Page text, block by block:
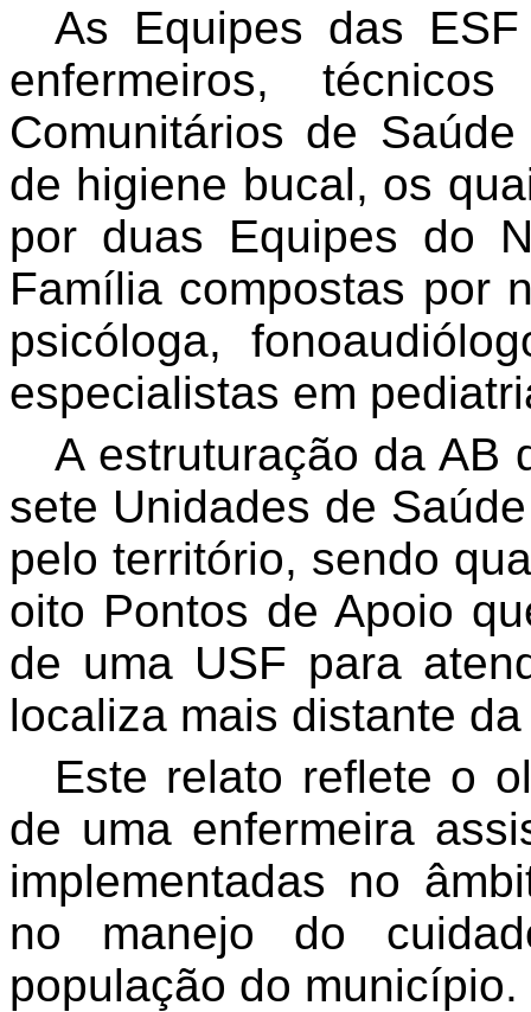
As Equipes das
enfermeiros,
Comunitários de
de higiene bucal, os
por duas Equipes do
Família compostas por
psicóloga,
especialistas em
A estruturação da AB
sete Unidades de
pelo território, sendo
oito Pontos de Apoio
de uma USF para
localiza mais distante
Este relato reflete o
de uma enfermeira
implementadas no
no manejo do
população do município.